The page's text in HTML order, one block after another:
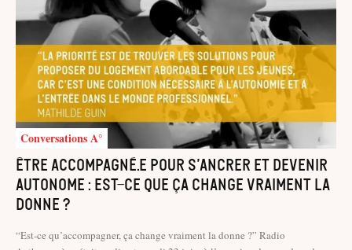
Conversations A°
Être accompagné.e pour s’ancrer et devenir
autonome : est-ce que ça change vraiment la
donne ?
“Est-ce qu’accompagner, ça change vraiment la donne ?” Radio